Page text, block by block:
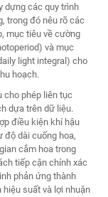
dựng các quy trình
trong đó nêu rõ các
mục tiêu về cường
và mục
light integral) cho
hoạch.
cho phép liên tục
dựa trên dữ liệu.
điều kiện khí hậu
độ dài cuống hoa,
cắm hoa trong
tiếp cận chính xác
phản ứng thành
suất và lợi nhuận